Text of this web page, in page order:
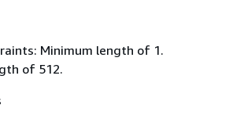
Minimum length of 1.
of 512.